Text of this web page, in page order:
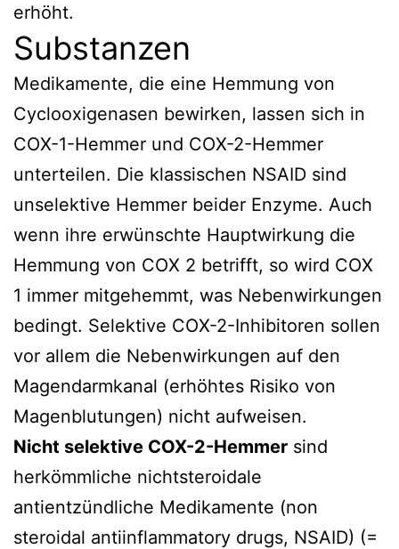
erhöht.
Substanzen
Medikamente, die eine Hemmung von
Cyclooxigenasen bewirken, lassen sich in
COX-1-Hemmer und COX-2-Hemmer
unterteilen. Die klassischen NSAID sind
unselektive Hemmer beider Enzyme. Auch
wenn ihre erwünschte Hauptwirkung die
Hemmung von COX 2 betrifft, so wird COX
1 immer mitgehemmt, was Nebenwirkungen
bedingt. Selektive COX-2-Inhibitoren sollen
vor allem die Nebenwirkungen auf den
Magendarmkanal (erhöhtes Risiko von
Magenblutungen) nicht aufweisen.
Nicht selektive COX-2-Hemmer sind
herkömmliche nichtsteroidale
antientzündliche Medikamente (non
steroidal antiinflammatory drugs, NSAID) (=